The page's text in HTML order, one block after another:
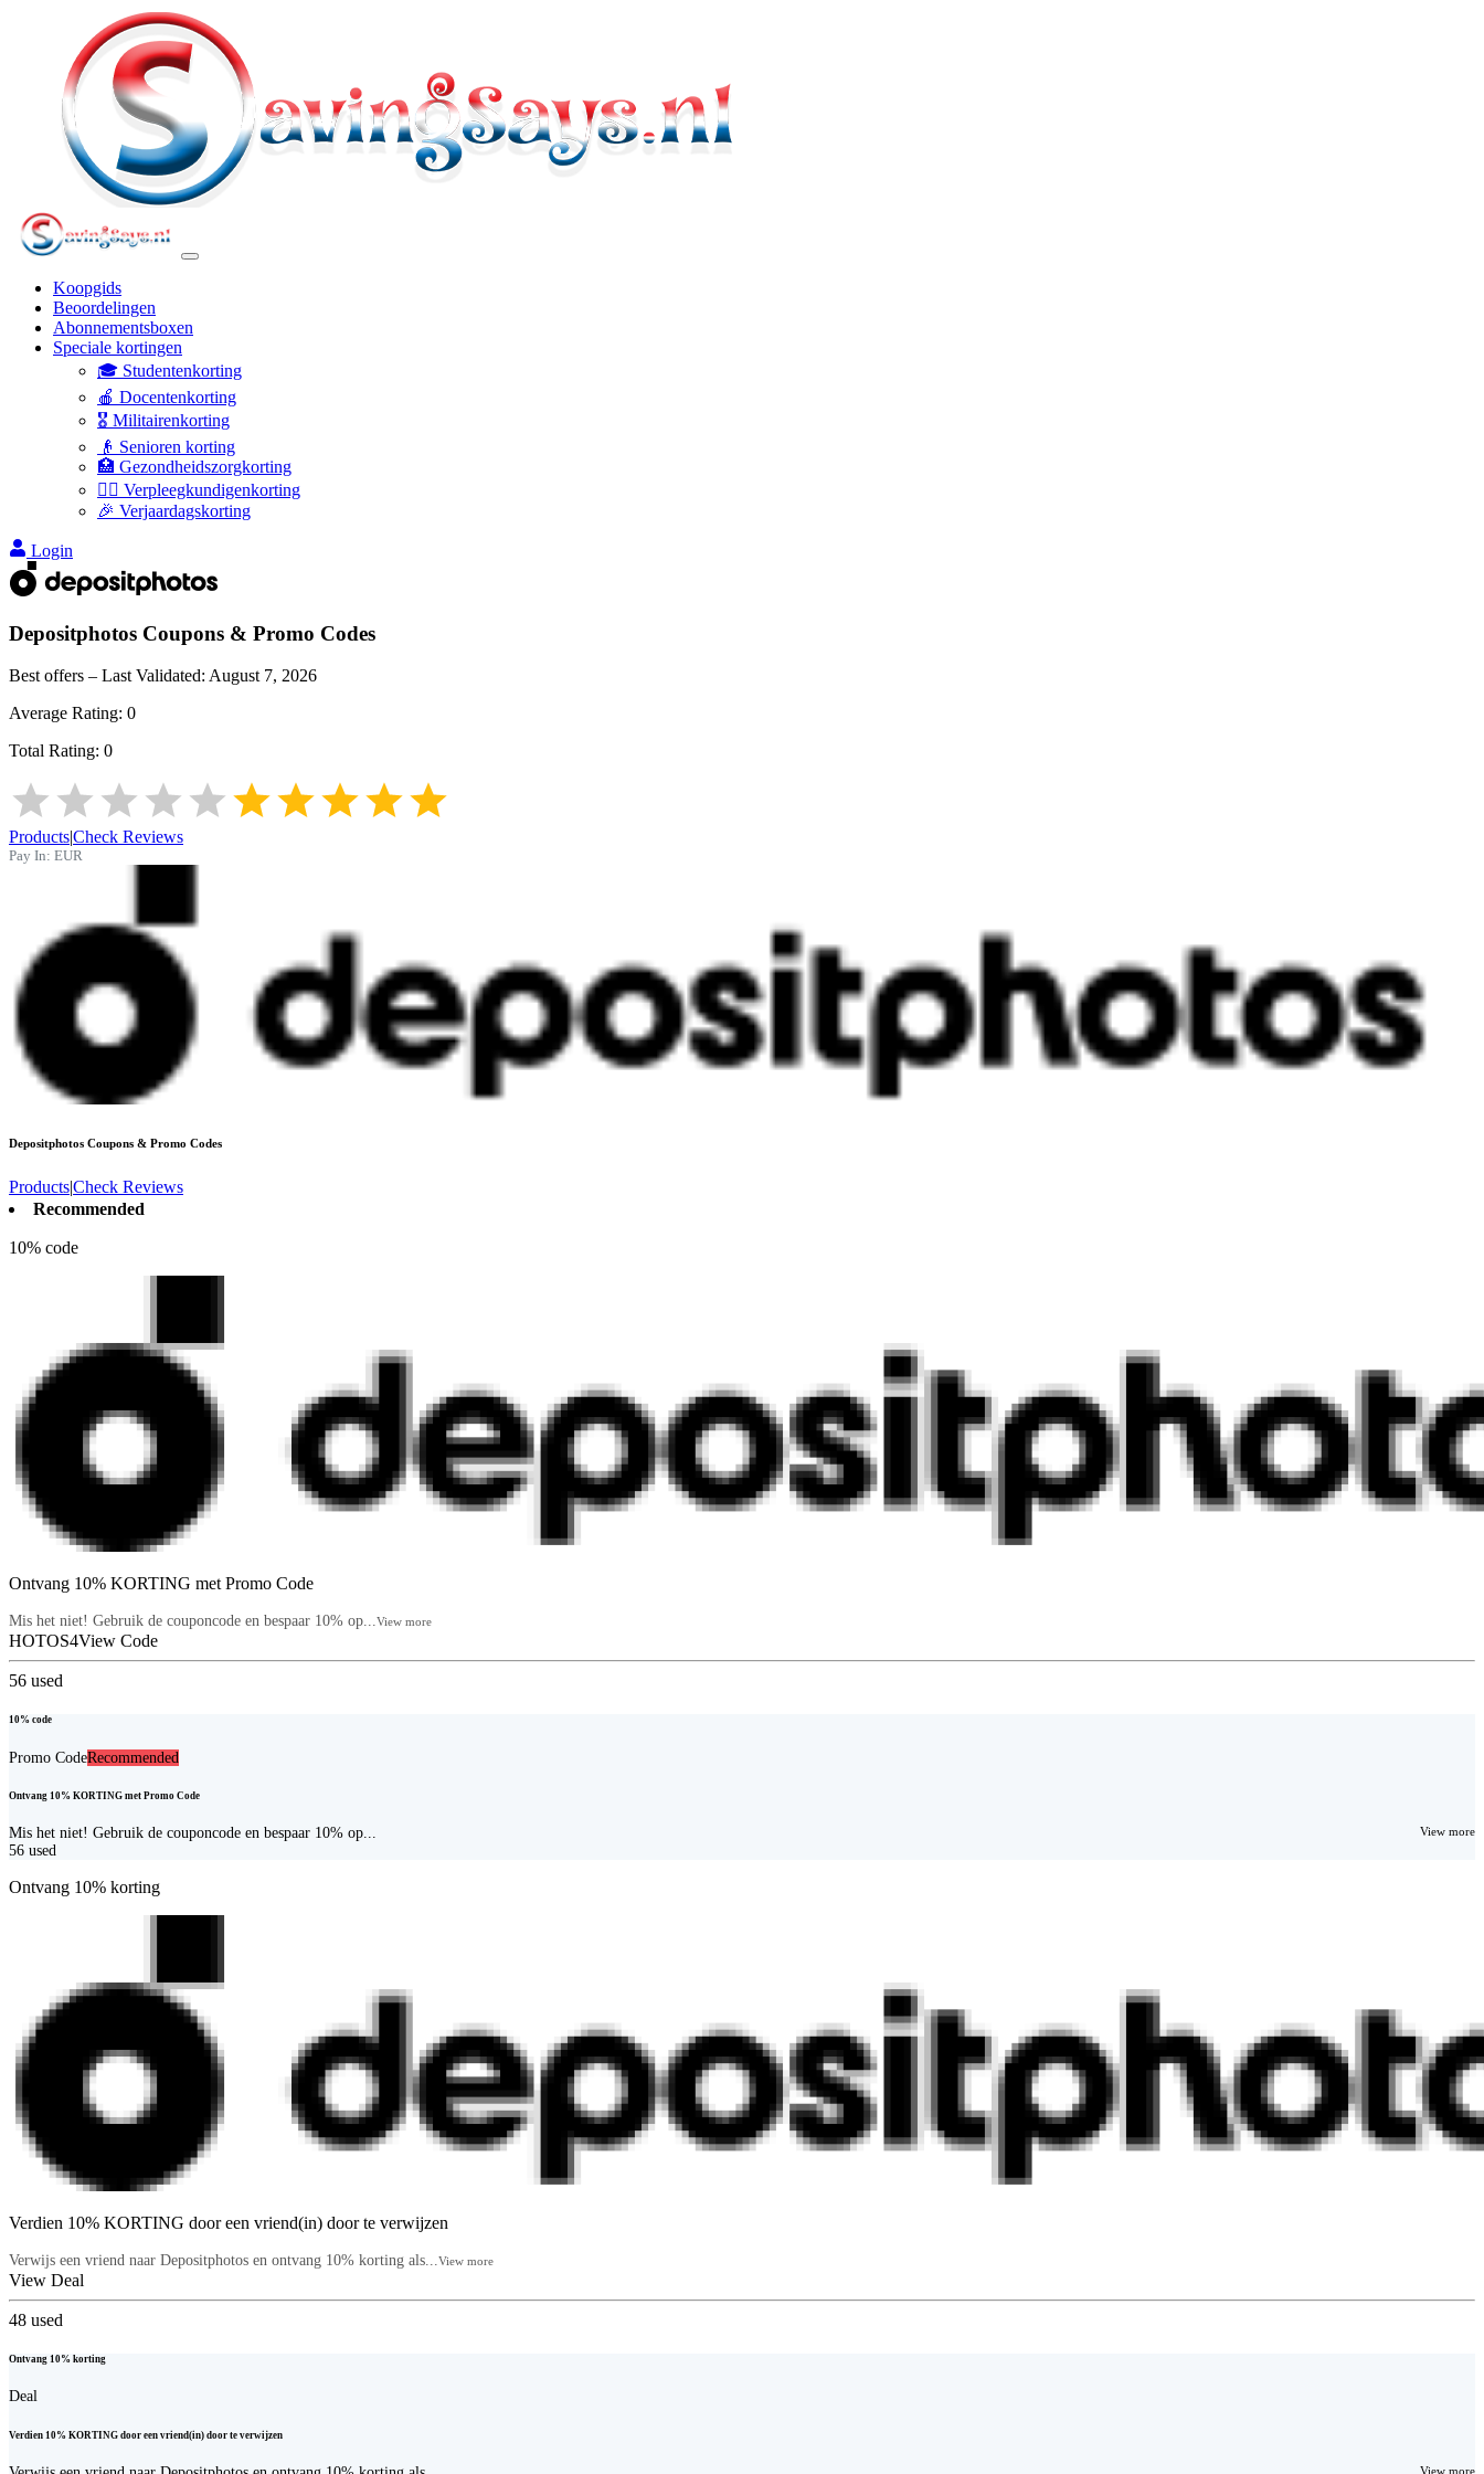
Koopgids
Beoordelingen
Abonnementsboxen
Speciale kortingen
🎓 Studentenkorting
🍎 Docentenkorting
🎖️ Militairenkorting
👴 Senioren korting
🏥 Gezondheidszorgkorting
👩‍⚕️ Verpleegkundigenkorting
🎉 Verjaardagskorting
Login
Depositphotos Coupons & Promo Codes
Best offers – Last Validated: August 7, 2026
Average Rating: 0
Total Rating: 0
Products|Check Reviews
Pay In: EUR
Depositphotos Coupons & Promo Codes
Products|Check Reviews
Recommended
10% code
Ontvang 10% KORTING met Promo Code
Mis het niet! Gebruik de couponcode en bespaar 10% op...View more
HOTOS4View Code
56 used
10% code
Promo CodeRecommended
Ontvang 10% KORTING met Promo Code
Mis het niet! Gebruik de couponcode en bespaar 10% op... View more
56 used
Ontvang 10% korting
Verdien 10% KORTING door een vriend(in) door te verwijzen
Verwijs een vriend naar Depositphotos en ontvang 10% korting als...View more
View Deal
48 used
Ontvang 10% korting
Deal
Verdien 10% KORTING door een vriend(in) door te verwijzen
View more